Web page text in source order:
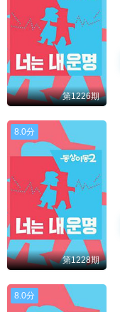
第1226期
8.0分
第1228期
8.0分